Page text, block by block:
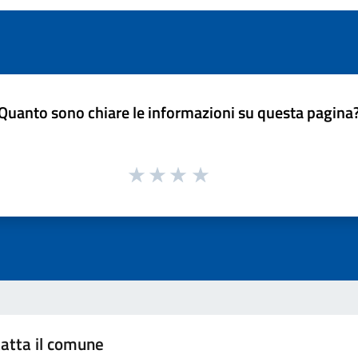
sono chiare le informazioni su questa
il comune